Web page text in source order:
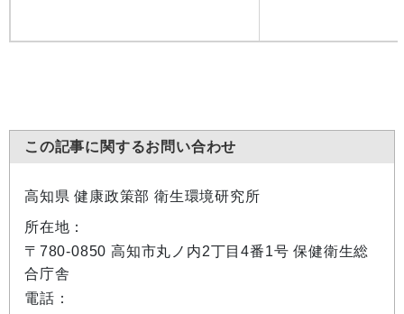
この記事に関するお問い合わせ
高知県 健康政策部 衛生環境研究所
所在地：
〒780-0850 高知市丸ノ内2丁目4番1号 保健衛生総
合庁舎
電話：